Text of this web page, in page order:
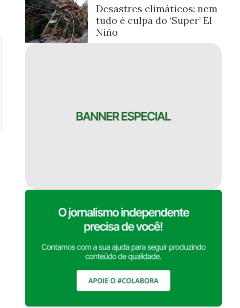
Desastres climáticos: nem
tudo é culpa do ‘Super’ El
Niño